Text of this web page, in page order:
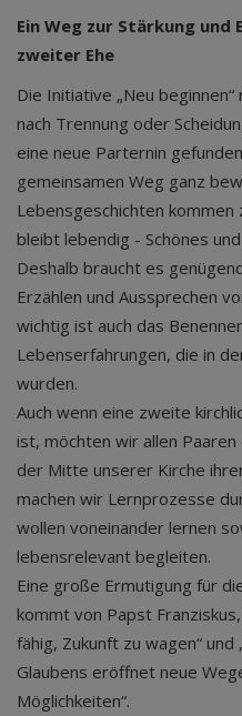
Ein Weg zur Stärkung
zweiter Ehe
Die Initiative „Neu
nach Trennung oder
eine neue Parternin
gemeinsamen Weg ganz
Lebensgeschichten kommen
bleibt lebendig - Schönes
Deshalb braucht es
Erzählen und Aussprechen
wichtig ist auch das
Lebenserfahrungen, die in
wurden.
Auch wenn eine zweite
ist, möchten wir allen
der Mitte unserer Kirche
machen wir Lernprozesse
wollen voneinander lernen
lebensrelevant begleiten.
Eine große Ermutigung für
kommt von Papst
fähig, Zukunft zu wagen“
Glaubens eröffnet neue
Möglichkeiten“.